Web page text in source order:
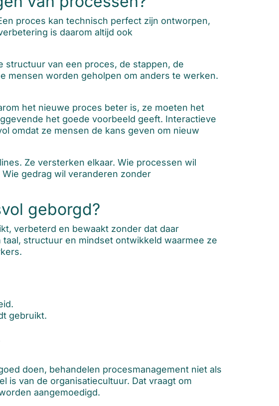
proces kan technisch perfect zijn ontworpen,
is daarom altijd ook
structuur van een proces, de stappen, de
mensen worden geholpen om anders te werken.
het nieuwe proces beter is, ze moeten het
het goede voorbeeld geeft. Interactieve
omdat ze mensen de kans geven om nieuw
Ze versterken elkaar. Wie processen wil
gedrag wil veranderen zonder
geborgd?
verbeterd en bewaakt zonder dat daar
structuur en mindset ontwikkeld waarmee ze
gebruikt.
doen, behandelen procesmanagement niet als
is van de organisatiecultuur. Dat vraagt om
aangemoedigd.